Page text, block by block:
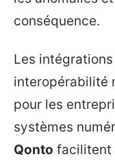
conséquence.
Les
interopérabilité
pour les
systèmes
Qonto facilitent